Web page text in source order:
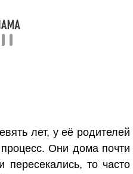
лет, у её родителей
Они дома почти
то часто